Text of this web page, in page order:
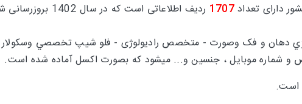
دارای تعداد1707 ردیف اطلاعاتی است که در سال 1402 بروزرسانی شده است.
دهان و فک وصورت - متخصص رادیولوژی - فلو شيپ تخصصي وسکولار
و شماره موبایل ، جنسین و... میشود که بصورت اکسل آماده شده است.
است.